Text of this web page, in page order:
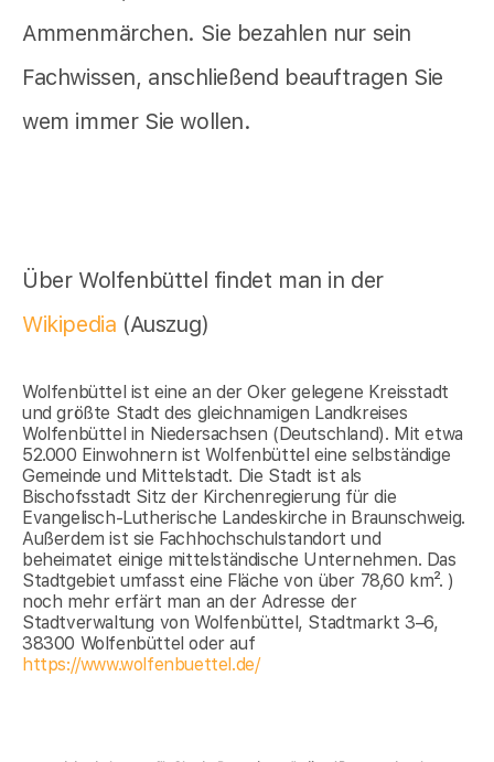
Ammenmärchen. Sie bezahlen nur sein
Fachwissen, anschließend beauftragen Sie
wem immer Sie wollen.
Über Wolfenbüttel findet man in der
Wikipedia (Auszug)
Wolfenbüttel ist eine an der Oker gelegene Kreisstadt
und größte Stadt des gleichnamigen Landkreises
Wolfenbüttel in Niedersachsen (Deutschland). Mit etwa
52.000 Einwohnern ist Wolfenbüttel eine selbständige
Gemeinde und Mittelstadt. Die Stadt ist als
Bischofsstadt Sitz der Kirchenregierung für die
Evangelisch-Lutherische Landeskirche in Braunschweig.
Außerdem ist sie Fachhochschulstandort und
beheimatet einige mittelständische Unternehmen. Das
Stadtgebiet umfasst eine Fläche von über 78,60 km². )
noch mehr erfärt man an der Adresse der
Stadtverwaltung von Wolfenbüttel, Stadtmarkt 3–6,
38300 Wolfenbüttel oder auf
https://www.wolfenbuettel.de/